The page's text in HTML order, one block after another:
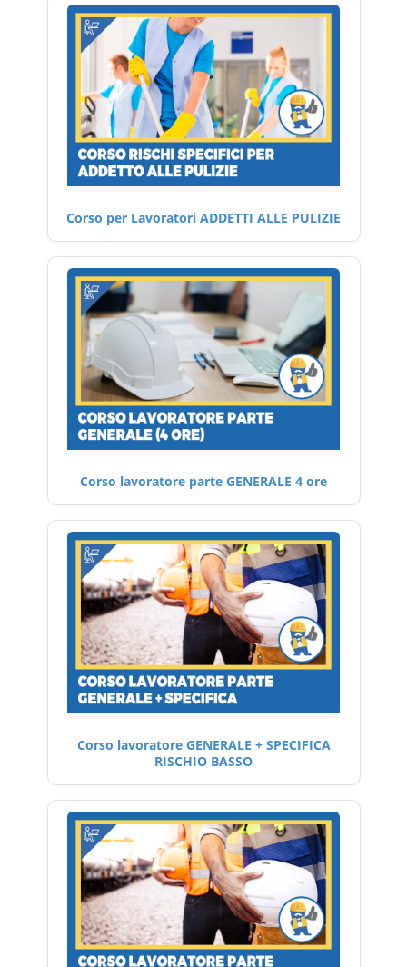
Corso per Lavoratori ADDETTI ALLE PULIZIE
Corso lavoratore parte GENERALE 4 ore
Corso lavoratore GENERALE + SPECIFICA
RISCHIO BASSO